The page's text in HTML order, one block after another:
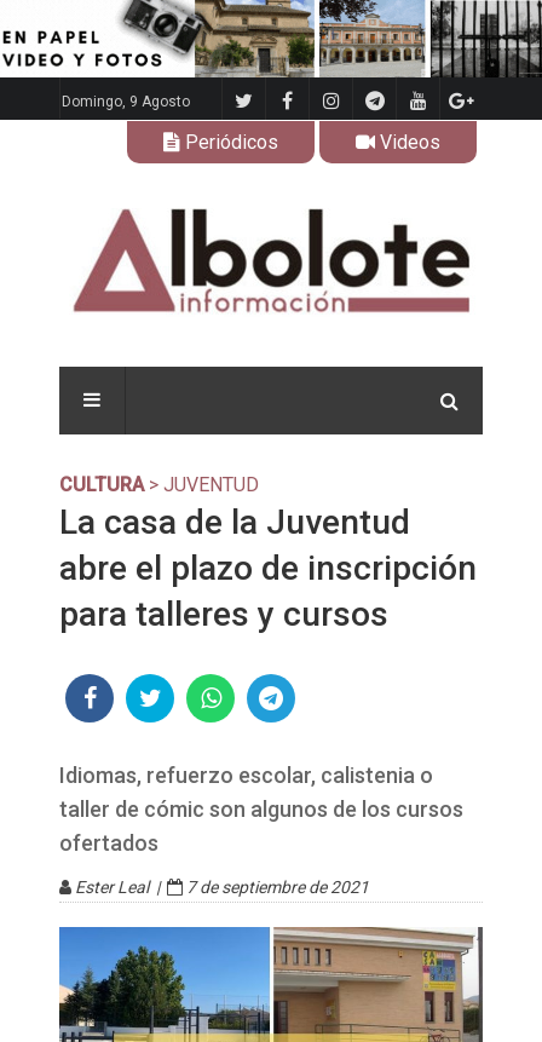
Domingo, 9 Agosto
Periódicos Videos
CULTURA> JUVENTUD
La casa de la Juventud
abre el plazo de inscripción
para talleres y cursos
Idiomas, refuerzo escolar, calistenia o
taller de cómic son algunos de los cursos
ofertados
Ester Leal | 7 de septiembre de 2021